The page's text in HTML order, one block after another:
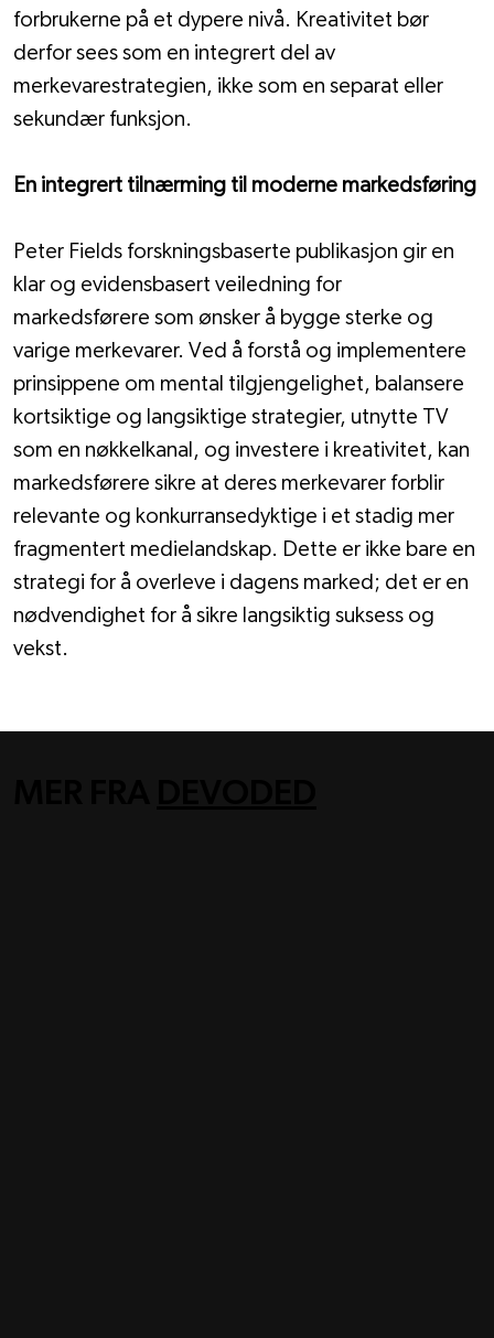
forbrukerne på et dypere nivå. Kreativitet bør
derfor sees som en integrert del av
merkevarestrategien, ikke som en separat eller
sekundær funksjon.
En integrert tilnærming til moderne markedsføring
Peter Fields forskningsbaserte publikasjon gir en
klar og evidensbasert veiledning for
markedsførere som ønsker å bygge sterke og
varige merkevarer. Ved å forstå og implementere
prinsippene om mental tilgjengelighet, balansere
kortsiktige og langsiktige strategier, utnytte TV
som en nøkkelkanal, og investere i kreativitet, kan
markedsførere sikre at deres merkevarer forblir
relevante og konkurransedyktige i et stadig mer
fragmentert medielandskap. Dette er ikke bare en
strategi for å overleve i dagens marked; det er en
nødvendighet for å sikre langsiktig suksess og
vekst.